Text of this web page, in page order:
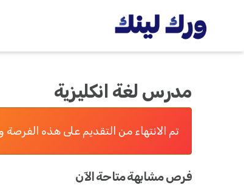
مدرس لغة انكليزية
تم الانتهاء من التقديم على هذه
فرص مشابهة متاحة الآن